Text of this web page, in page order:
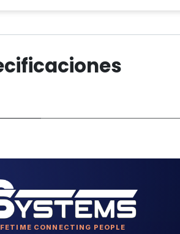
CONNECTING PEOPLE